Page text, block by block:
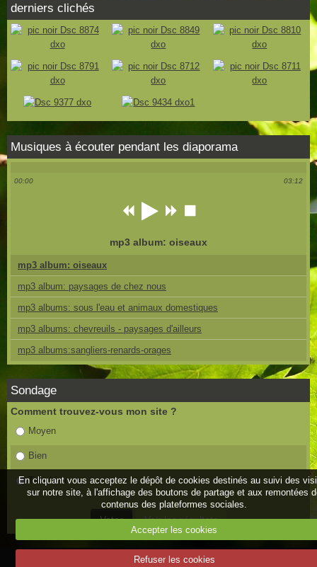
derniers clichés
Musiques à écouter pendant les diaporama
00:00 03:12
mp3 album: oiseaux
mp3 album: oiseaux
mp3 album: paysages de chez nous
mp3 albums: sous l'eau et animaux domestiques
mp3 albums: chevreuils - paysages d'ailleurs
mp3 albums:sangliers-renards-orages
Sondage
Comment trouvez-vous mon site ?
Moyen
Bien
Très bien
Mentions légales
En cliquant vous acceptez le dépôt de cookies destinés au suivi des
sur notre site, à l'affichage des boutons de partage et aux remontées
contenus des plateformes sociales.
Accepter les cookies
Refuser les cookies